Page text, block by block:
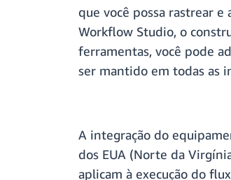
que você possa rastrear
Workflow Studio, o
ferramentas, você pode
ser mantido em todas as
A integração do
dos EUA (Norte da
aplicam à execução do